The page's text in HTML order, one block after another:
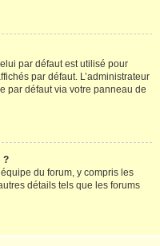
par défaut est utilisé pour
par défaut. L’administrateur
par défaut via votre panneau de
?
du forum, y compris les
détails tels que les forums